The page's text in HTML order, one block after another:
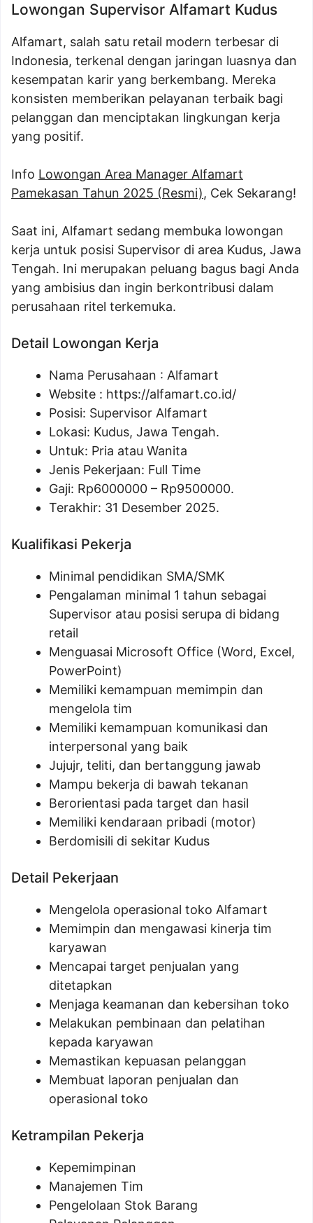
Lowongan Supervisor Alfamart Kudus
Alfamart, salah satu retail modern terbesar di
Indonesia, terkenal dengan jaringan luasnya dan
kesempatan karir yang berkembang. Mereka
konsisten memberikan pelayanan terbaik bagi
pelanggan dan menciptakan lingkungan kerja
yang positif.
Info Lowongan Area Manager Alfamart
Pamekasan Tahun 2025 (Resmi), Cek Sekarang!
Saat ini, Alfamart sedang membuka lowongan
kerja untuk posisi Supervisor di area Kudus, Jawa
Tengah. Ini merupakan peluang bagus bagi Anda
yang ambisius dan ingin berkontribusi dalam
perusahaan ritel terkemuka.
Detail Lowongan Kerja
Nama Perusahaan : Alfamart
Website : https://alfamart.co.id/
Posisi: Supervisor Alfamart
Lokasi: Kudus, Jawa Tengah.
Untuk: Pria atau Wanita
Jenis Pekerjaan: Full Time
Gaji: Rp6000000 – Rp9500000.
Terakhir: 31 Desember 2025.
Kualifikasi Pekerja
Minimal pendidikan SMA/SMK
Pengalaman minimal 1 tahun sebagai
Supervisor atau posisi serupa di bidang
retail
Menguasai Microsoft Office (Word, Excel,
PowerPoint)
Memiliki kemampuan memimpin dan
mengelola tim
Memiliki kemampuan komunikasi dan
interpersonal yang baik
Jujujr, teliti, dan bertanggung jawab
Mampu bekerja di bawah tekanan
Berorientasi pada target dan hasil
Memiliki kendaraan pribadi (motor)
Berdomisili di sekitar Kudus
Detail Pekerjaan
Mengelola operasional toko Alfamart
Memimpin dan mengawasi kinerja tim
karyawan
Mencapai target penjualan yang
ditetapkan
Menjaga keamanan dan kebersihan toko
Melakukan pembinaan dan pelatihan
kepada karyawan
Memastikan kepuasan pelanggan
Membuat laporan penjualan dan
operasional toko
Ketrampilan Pekerja
Kepemimpinan
Manajemen Tim
Pengelolaan Stok Barang